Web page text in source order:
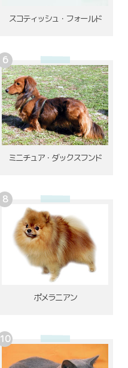
スコティッシュ・フォールド
ミニチュア・ダックスフンド
ポメラニアン